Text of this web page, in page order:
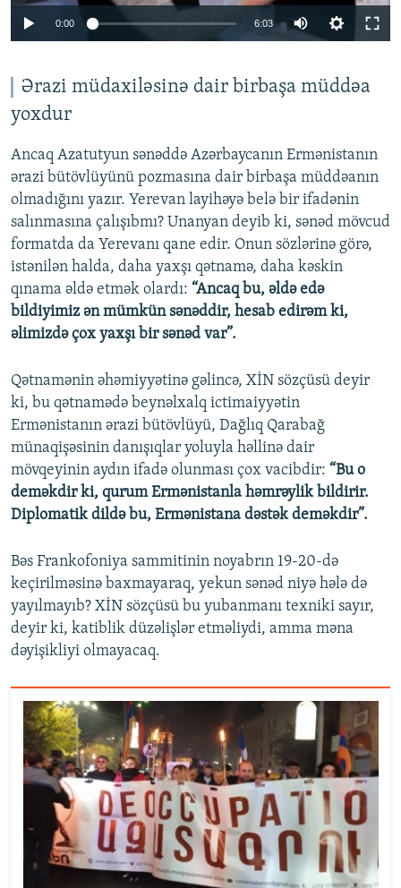
720p 1080p
0:00 6:03
360p
1080p
Ərazi müdaxiləsinə dair birbaşa müddəa
yoxdur
Ancaq Azatutyun sənəddə Azərbaycanın Ermənistanın
ərazi bütövlüyünü pozmasına dair birbaşa müddəanın
olmadığını yazır. Yerevan layihəyə belə bir ifadənin
salınmasına çalışıbmı? Unanyan deyib ki, sənəd mövcud
formatda da Yerevanı qane edir. Onun sözlərinə görə,
istənilən halda, daha yaxşı qətnamə, daha kəskin
qınama əldə etmək olardı: “Ancaq bu, əldə edə
bildiyimiz ən mümkün sənəddir, hesab edirəm ki,
əlimizdə çox yaxşı bir sənəd var”.
Qətnamənin əhəmiyyətinə gəlincə, XİN sözçüsü deyir
ki, bu qətnamədə beynəlxalq ictimaiyyətin
Ermənistanın ərazi bütövlüyü, Dağlıq Qarabağ
münaqişəsinin danışıqlar yoluyla həllinə dair
mövqeyinin aydın ifadə olunması çox vacibdir: “Bu o
deməkdir ki, qurum Ermənistanla həmrəylik bildirir.
Diplomatik dildə bu, Ermənistana dəstək deməkdir”.
Bəs Frankofoniya sammitinin noyabrın 19-20-də
keçirilməsinə baxmayaraq, yekun sənəd niyə hələ də
yayılmayıb? XİN sözçüsü bu yubanmanı texniki sayır,
deyir ki, katiblik düzəlişlər etməliydi, amma məna
dəyişikliyi olmayacaq.